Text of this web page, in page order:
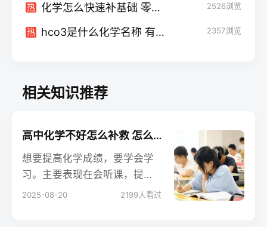
热 化学怎么快速补基础 零基础如何提分 2526浏览
热 hco3是什么化学名称 有哪些特点 2357浏览
相关知识推荐
高中化学不好怎么补救 怎么提分快
想要提高化学成绩，要学会学
习。主要表现在会听课，提前
预习新课，错题要及时改正并
2025-08-20 2199人看过